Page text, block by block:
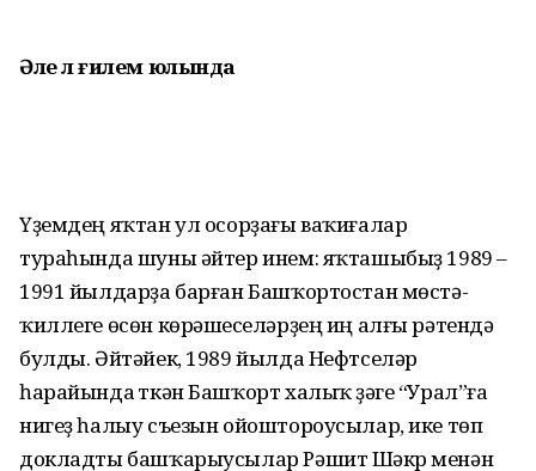
Әле ләғилем юлында
Үҙемдең яҡтан ул осорҙағы ва­ҡиғалар
тураһында шуны әйтер инем: яҡташыбыҙ 1989 –
1991 йыл­дарҙа барған Башҡортостан мөстә­
ҡиллеге өсөн көрәшеүсе­ләрҙең иң алғы рәтендә
булды. Әйтәйек, 1989 йылда Нефтселәр
һарайында үткән Башҡорт халыҡ үҙәге “Урал”ға
нигеҙ һалыу съезын ойоштороусылар, ике төп
докладты башҡарыусылар Рәшит Шәкүр менән